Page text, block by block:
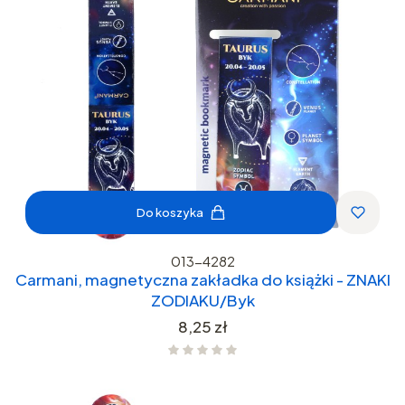
Do koszyka
013-4282
Carmani, magnetyczna zakładka do książki - ZNAKI
ZODIAKU/Byk
Cena
8,25 zł